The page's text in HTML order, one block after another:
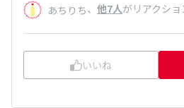
あちりち、 他7人がリアクショ
いいね